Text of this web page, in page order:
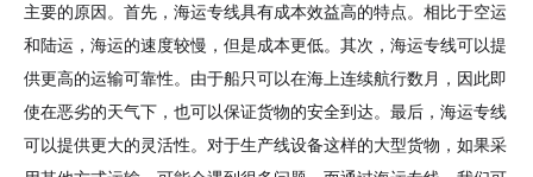
主要的原因。首先，海运专线具有成本效益高的特点。相比于空运
和陆运，海运的速度较慢，但是成本更低。其次，海运专线可以提
供更高的运输可靠性。由于船只可以在海上连续航行数月，因此即
使在恶劣的天气下，也可以保证货物的安全到达。最后，海运专线
可以提供更大的灵活性。对于生产线设备这样的大型货物，如果采